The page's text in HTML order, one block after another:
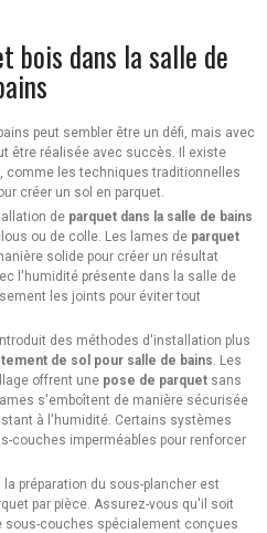
bois dans la salle de
peut sembler être un défi, mais avec
être réalisée avec succès. Il existe
les techniques traditionnelles
créer un sol en parquet.
de parquet dans la salle de bains
ou de colle. Les lames de parquet
solide pour créer un résultat
l'humidité présente dans la salle de
les joints pour éviter tout
des méthodes d'installation plus
de sol pour salle de bains . Les
offrent une pose de parquet sans
s'emboîtent de manière sécurisée
à l'humidité. Certains systèmes
couches imperméables pour renforcer
préparation du sous-plancher est
par pièce. Assurez-vous qu'il soit
sous-couches spécialement conçues